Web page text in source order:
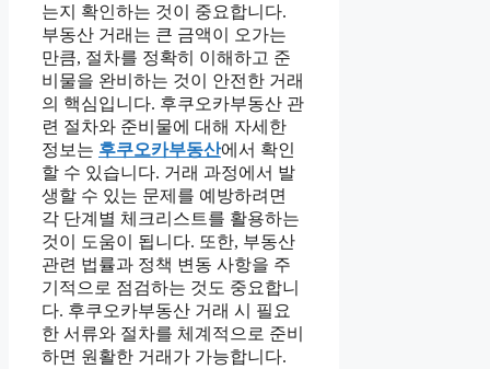
는지 확인하는 것이 중요합니다.
부동산 거래는 큰 금액이 오가는
만큼, 절차를 정확히 이해하고 준
비물을 완비하는 것이 안전한 거래
의 핵심입니다. 후쿠오카부동산 관
련 절차와 준비물에 대해 자세한
정보는 후쿠오카부동산에서 확인
할 수 있습니다. 거래 과정에서 발
생할 수 있는 문제를 예방하려면
각 단계별 체크리스트를 활용하는
것이 도움이 됩니다. 또한, 부동산
관련 법률과 정책 변동 사항을 주
기적으로 점검하는 것도 중요합니
다. 후쿠오카부동산 거래 시 필요
한 서류와 절차를 체계적으로 준비
하면 원활한 거래가 가능합니다.